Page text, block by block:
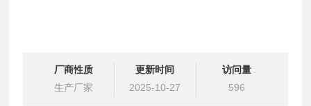
厂商性质
生产厂家
更新时间
2025-10-27
访问量
596